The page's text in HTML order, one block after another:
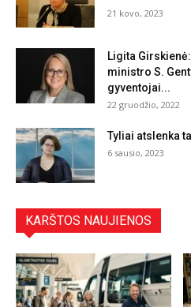
21 kovo, 2023
Ligita
ministro S.
gyventojai...
22 gruodžio, 2022
Tyliai atslenka
6 sausio, 2023
KARŠTOS NAUJIENOS